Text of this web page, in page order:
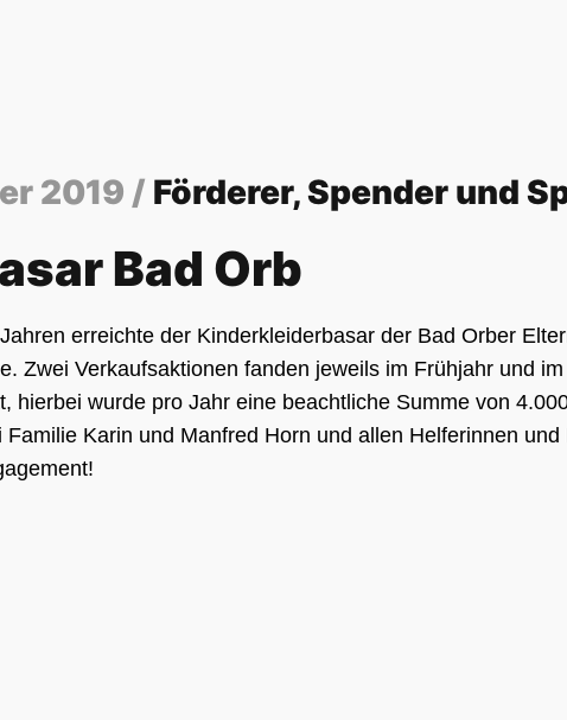
2019 / Förderer, Spender und
Bad Orb
erreichte der Kinderkleiderbasar der Bad Orber
Zwei Verkaufsaktionen fanden jeweils im Frühjahr und
hierbei wurde pro Jahr eine beachtliche Summe von
Karin und Manfred Horn und allen Helferinnen und